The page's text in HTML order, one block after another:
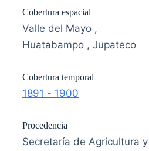
Cobertura espacial
Valle del Mayo ,
Huatabampo , Jupateco
Cobertura temporal
1891 - 1900
Procedencia
Secretaría de Agricultura y